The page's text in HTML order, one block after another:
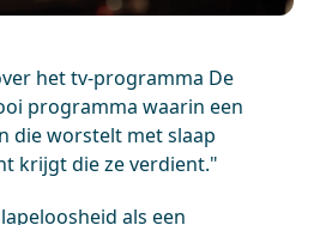
het tv-programma De
programma waarin een
die worstelt met slaap
krijgt die ze verdient."
als een